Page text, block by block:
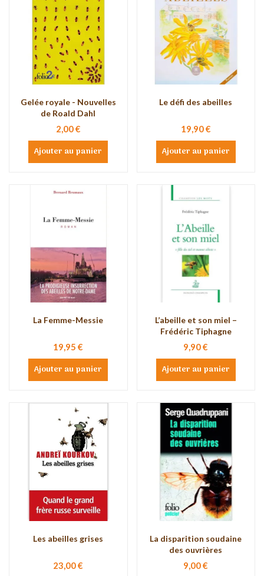
Gelée royale - Nouvelles
de Roald Dahl
2,00 €
Ajouter au panier
Le défi des abeilles
19,90 €
Ajouter au panier
La Femme-Messie
19,95 €
Ajouter au panier
L’abeille et son miel –
Frédéric Tiphagne
9,90 €
Ajouter au panier
Les abeilles grises
23,00 €
La disparition soudaine
des ouvrières
9,00 €